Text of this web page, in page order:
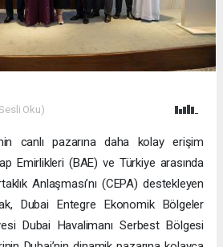
Oku)
canlı pazarına daha kolay erişim
Emirlikleri (BAE) ve Türkiye arasında
Anlaşması’nı (CEPA) destekleyen
Dubai Entegre Ekonomik Bölgeler
Dubai Havalimanı Serbest Bölgesi